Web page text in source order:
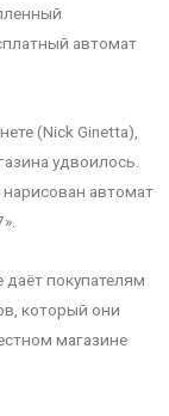
автомат
(Nick Ginetta),
удвоилось.
автомат
покупателям
который они
магазине